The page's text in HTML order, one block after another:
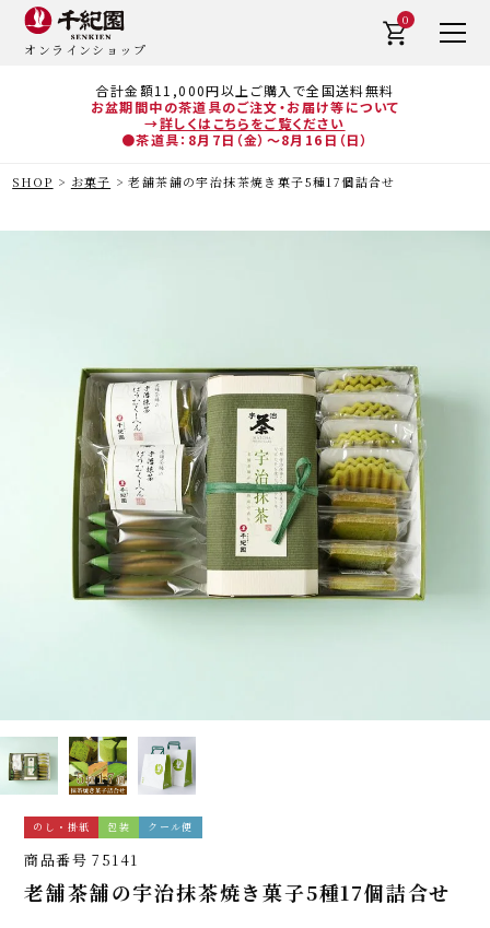
合計金額11,000円以上ご購入で全国送料無料
お盆期間中の茶道具のご注文・お届け等について
→詳しくはこちらをご覧ください
●茶道具：8月7日（金）～8月16日（日）
オンラインショップ
0
SHOP お菓子 老舗茶舗の宇治抹茶焼き菓子5種17個詰合せ
のし・掛紙 包装 クール便
商品番号 75141
老舗茶舗の宇治抹茶焼き菓子5種17個詰合せ